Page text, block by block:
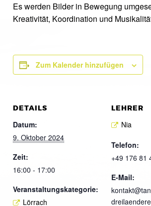
Es werden Bilder in Bewegung
Kreativität, Koordination und
Zum Kalender hinzufügen
DETAILS
Datum:
9. Oktober 2024
Zeit:
16:00 - 17:00
Veranstaltungskategorie:
Lörrach
LEHRER
Nia
Telefon:
+49 176 81
E-Mail: